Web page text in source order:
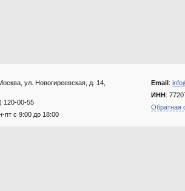
ул. Новогиреевская, д. 14,
120-00-55
пт с 9:00 до 18:00
Email:
ИНН:
Обратная